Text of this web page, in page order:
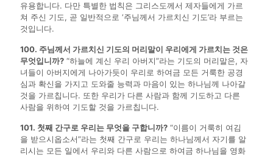
유용합니다. 다만 특별한 법칙은 그리스도께서 제자들에게 가르
쳐 주신 기도, 곧 일반적으로 ‘주님께서 가르치신 기도’라 부르는
것입니다.
100. 주님께서 가르치신 기도의 머리말이 우리에게 가르치는 것은
무엇입니까? “하늘에 계신 우리 아버지”라는 기도의 머리말은, 자
녀들이 아버지에게 나아가듯이 우리로 하여금 모든 거룩한 공경
심과 확신을 가지고 도와줄 능력과 마음이 있는 하나님께 나아갈
것을 가르칩니다. 또한 우리가 다른 사람과 함께 기도하고 다른
사람을 위하여 기도할 것을 가르칩니다.
101. 첫째 간구로 우리는 무엇을 구합니까? “이름이 거룩히 여김
을 받으시옵소서”라는 첫째 간구로 우리는 하나님께서 자기를 알
리시는 모든 일에서 우리와 다른 사람으로 하여금 하나님을 영화